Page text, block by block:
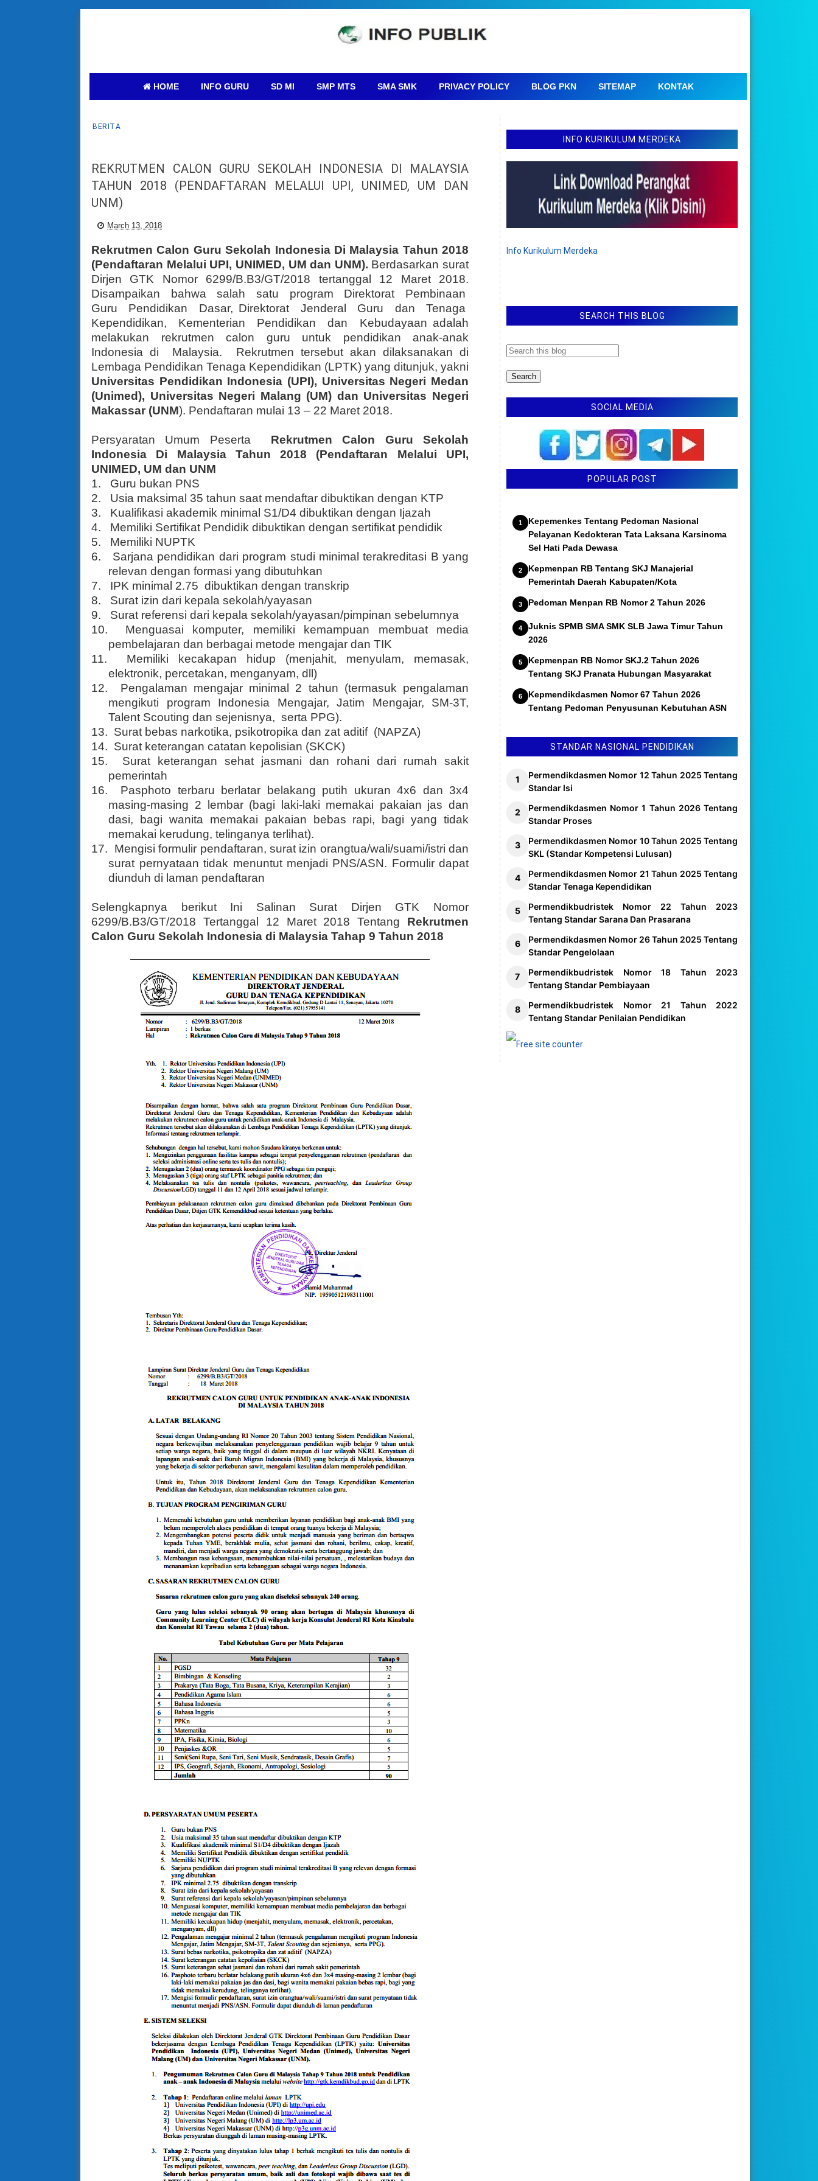
HOME INFO GURU SD MI SMP MTS SMA SMK PRIVACY POLICY BLOG PKN SITEMAP KONTAK
BERITA
REKRUTMEN CALON GURU SEKOLAH INDONESIA DI MALAYSIA
TAHUN 2018 (PENDAFTARAN MELALUI UPI, UNIMED, UM DAN
UNM)
March 13, 2018
Rekrutmen Calon Guru Sekolah Indonesia Di Malaysia Tahun 2018
(Pendaftaran Melalui UPI, UNIMED, UM dan UNM). Berdasarkan surat
Dirjen GTK Nomor 6299/B.B3/GT/2018 tertanggal 12 Maret 2018.
Disampaikan
bahwa salah satu program Direktorat
Pembinaan
Guru
Pendidikan Dasar, Direktorat Jenderal Guru dan
Tenaga
Kependidikan,
Kementerian Pendidikan dan
Kebudayaan adalah
melakukan rekrutmen calon guru untuk pendidikan anak-anak
Indonesia di
Malaysia.
Rekrutmen tersebut akan dilaksanakan di
Lembaga Pendidikan Tenaga Kependidikan (LPTK) yang ditunjuk, yakni
Universitas Pendidikan Indonesia (UPI), Universitas Negeri Medan
(Unimed), Universitas Negeri Malang (UM) dan Universitas Negeri
Makassar (UNM). Pendaftaran mulai 13 – 22 Maret 2018.
Persyaratan Umum Peserta
Rekrutmen Calon Guru Sekolah
Indonesia Di Malaysia Tahun 2018 (Pendaftaran Melalui
UPI,
UNIMED, UM dan UNM
1.
Guru bukan PNS
2.
Usia maksimal 35 tahun saat mendaftar dibuktikan dengan KTP
3.
Kualifikasi akademik minimal S1/D4 dibuktikan dengan Ijazah
4.
Memiliki Sertifikat Pendidik dibuktikan dengan sertifikat pendidik
5.
Memiliki NUPTK
6.
Sarjana pendidikan dari program studi minimal terakreditasi B yang
relevan dengan formasi yang dibutuhkan
7.
IPK minimal 2.75 dibuktikan dengan transkrip
8.
Surat izin dari kepala sekolah/yayasan
9.
Surat referensi dari kepala sekolah/yayasan/pimpinan sebelumnya
10.
Menguasai komputer, memiliki kemampuan membuat media
pembelajaran dan berbagai metode mengajar dan TIK
11.
Memiliki kecakapan hidup (menjahit, menyulam, memasak,
elektronik, percetakan, menganyam, dll)
12.
Pengalaman mengajar minimal 2 tahun (termasuk pengalaman
mengikuti program Indonesia Mengajar, Jatim Mengajar, SM-3T,
Talent Scouting dan sejenisnya, serta PPG).
13. Surat bebas narkotika, psikotropika dan zat aditif (NAPZA)
14. Surat keterangan catatan kepolisian (SKCK)
15.
Surat keterangan sehat jasmani dan rohani dari rumah sakit
pemerintah
16.
Pasphoto terbaru berlatar belakang putih ukuran 4x6 dan 3x4
masing-masing 2 lembar (bagi laki-laki memakai pakaian jas dan
dasi, bagi wanita memakai pakaian bebas rapi, bagi yang tidak
memakai kerudung, telinganya terlihat).
17.
Mengisi formulir pendaftaran, surat izin orangtua/wali/suami/istri dan
surat pernyataan tidak menuntut menjadi PNS/ASN. Formulir dapat
diunduh di laman pendaftaran
Selengkapnya berikut Ini Salinan Surat Dirjen GTK Nomor
6299/B.B3/GT/2018 Tertanggal 12 Maret 2018 Tentang Rekrutmen
Calon Guru Sekolah Indonesia di Malaysia Tahap 9 Tahun 2018
INFO KURIKULUM MERDEKA
Info Kurikulum Merdeka
SEARCH THIS BLOG
SOCIAL MEDIA
POPULAR POST
Kepemenkes Tentang Pedoman Nasional
Pelayanan Kedokteran Tata Laksana Karsinoma
Sel Hati Pada Dewasa
Kepmenpan RB Tentang SKJ Manajerial
Pemerintah Daerah Kabupaten/Kota
Pedoman Menpan RB Nomor 2 Tahun 2026
Juknis SPMB SMA SMK SLB Jawa Timur Tahun
2026
Kepmenpan RB Nomor SKJ.2 Tahun 2026
Tentang SKJ Pranata Hubungan Masyarakat
Kepmendikdasmen Nomor 67 Tahun 2026
Tentang Pedoman Penyusunan Kebutuhan ASN
STANDAR NASIONAL PENDIDIKAN
Permendikdasmen Nomor 12 Tahun 2025 Tentang
Standar Isi
Permendikdasmen Nomor 1 Tahun 2026 Tentang
Standar Proses
Permendikdasmen Nomor 10 Tahun 2025 Tentang
SKL (Standar Kompetensi Lulusan)
Permendikdasmen Nomor 21 Tahun 2025 Tentang
Standar Tenaga Kependidikan
Permendikbudristek Nomor 22 Tahun 2023
Tentang Standar Sarana Dan Prasarana
Permendikdasmen Nomor 26 Tahun 2025 Tentang
Standar Pengelolaan
Permendikbudristek Nomor 18 Tahun 2023
Tentang Standar Pembiayaan
Permendikbudristek Nomor 21 Tahun 2022
Tentang Standar Penilaian Pendidikan